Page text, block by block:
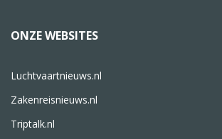
ONZE WEBSITES
Luchtvaartnieuws.nl
Zakenreisnieuws.nl
Triptalk.nl